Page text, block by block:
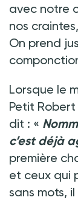
avec notre
nos
On prend
Lorsque le
Petit Robert
dit : «
c’est déjà
première
et ceux qui
sans mots,